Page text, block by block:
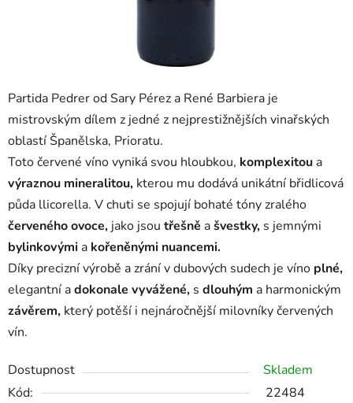
Partida Pedrer od Sary Pérez a René Barbiera je
mistrovským dílem z jedné z nejprestižnějších vinařských
oblastí Španělska, Prioratu.
Toto červené víno vyniká svou hloubkou, komplexitou a
výraznou mineralitou, kterou mu dodává unikátní břidlicová
půda llicorella. V chuti se spojují bohaté tóny zralého
červeného ovoce, jako jsou třešně ašvestky, s jemnými
bylinkovými a kořeněnými nuancemi.
Díky precizní výrobě a zrání v dubových sudech je víno plné,
elegantní adokonale vyvážené, s dlouhým a harmonickým
závěrem, který potěší i nejnáročnější milovníky červených
vín.
Dostupnost
Skladem
Kód:
22484